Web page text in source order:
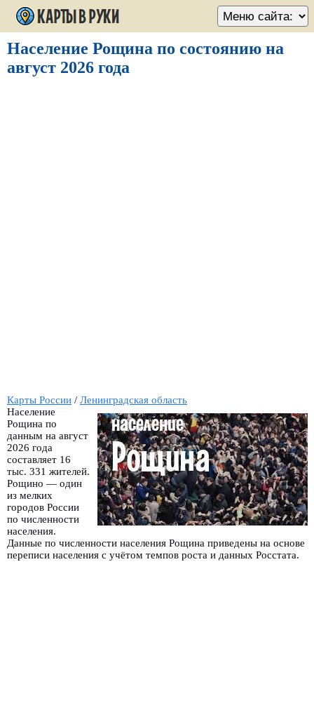
Население Рощина по состоянию на
август 2026 года
Карты России / Ленинградская область
Население
Рощина по
данным на август
2026 года
составляет 16
тыс. 331 жителей.
Рощино — один
из мелких
городов России
по численности
населения.
Данные по численности населения Рощина приведены на основе
переписи населения с учётом темпов роста и данных Росстата.